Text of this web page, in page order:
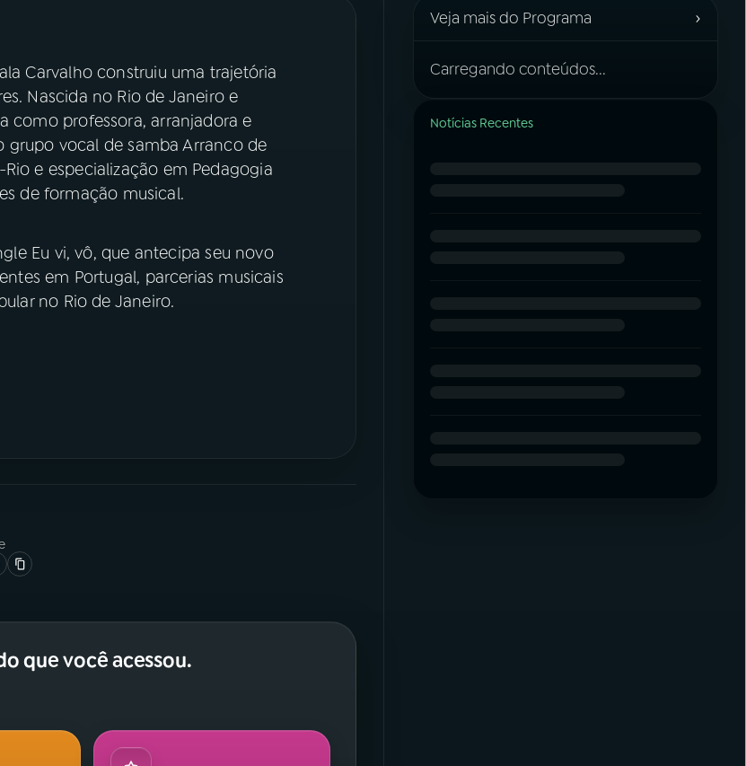
Carvalho construiu uma trajetória
Nascida no Rio de Janeiro e
como professora, arranjadora e
grupo vocal de samba Arranco de
e especialização em Pedagogia
de formação musical.
Eu vi, vô, que antecipa seu novo
em Portugal, parcerias musicais
no Rio de Janeiro.
que você acessou.
Veja mais do Programa ›
Carregando conteúdos...
Notícias Recentes